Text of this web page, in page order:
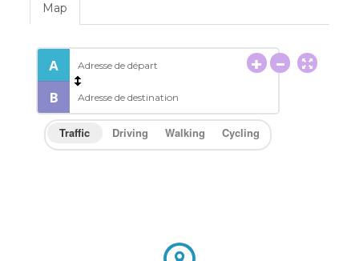
Map
Traffic Driving Walking Cycling